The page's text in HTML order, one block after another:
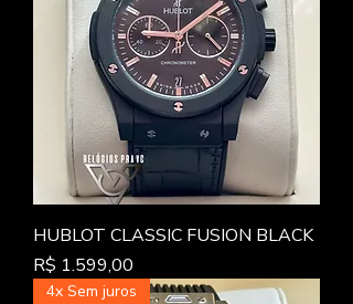
HUBLOT CLASSIC FUSION BLACK
Preço
R$ 1.599,00
4x Sem juros